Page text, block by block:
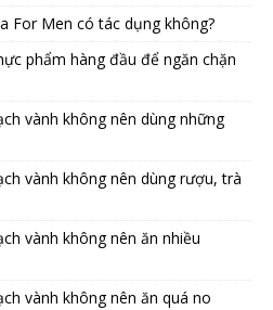
For Men có tác dụng không?
phẩm hàng đầu để ngăn chặn
vành không nên dùng những
vành không nên dùng rượu, trà
vành không nên ăn nhiều
vành không nên ăn quá no